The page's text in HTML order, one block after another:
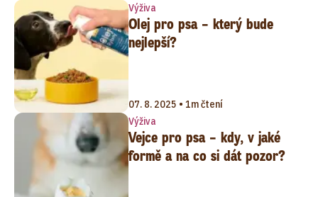
Výživa
Olej pro psa – který bude
nejlepší?
07. 8. 2025 • 1m čtení
Výživa
Vejce pro psa – kdy, v jaké
formě a na co si dát pozor?